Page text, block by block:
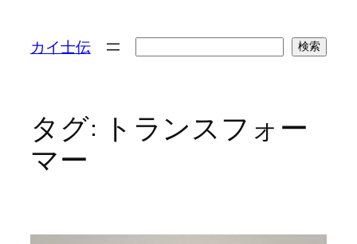
カイ士伝 検索
タグ: トランスフォー
マー